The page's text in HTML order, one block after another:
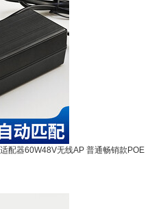
配器60W48V无线AP 普通畅销款POE